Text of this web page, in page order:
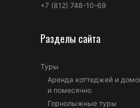
+7 (812) 748-10-69
Разделы сайта
Туры
Аренда коттеджей и
и помесячно
Горнолыжные туры